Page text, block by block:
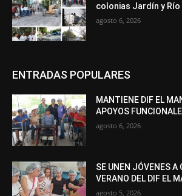
colonias Jardín y Río
agosto 6, 2026
ENTRADAS POPULARES
MANTIENE DIF EL
APOYOS
agosto 6, 2026
SE UNEN JÓVENES A
VERANO DEL DIF EL
agosto 5, 2026